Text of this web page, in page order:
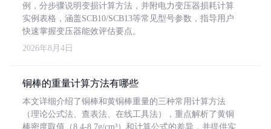
例，分步骤说明变损计算方法，并附电力变压器损耗计算
实例表格，涵盖SCB10/SCB13等常见型号参数，指导用户
快速掌握变压器能效评估要点。
2026年8月4日
铜棒的重量计算方法有哪些
本文详细介绍了铜棒和黄铜棒重量的三种常用计算方法
（理论公式法、查表法、在线工具法），重点解析了黄铜
棒密度取值（8.4-8.7g/cm³）和计算公式的差异，并提供实